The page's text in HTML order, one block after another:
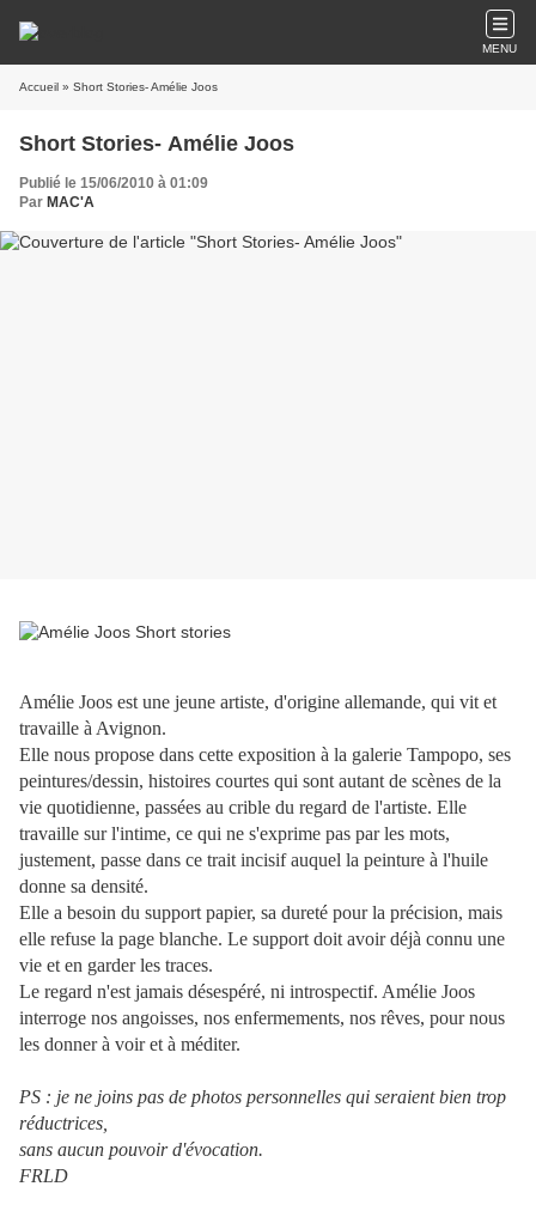
MENU
Accueil » Short Stories- Amélie Joos
Short Stories- Amélie Joos
Publié le 15/06/2010 à 01:09
Par MAC'A
Amélie Joos est une jeune artiste, d'origine allemande, qui vit et
travaille à Avignon.
Elle nous propose dans cette exposition à la galerie Tampopo, ses
peintures/dessin, histoires courtes qui sont autant de scènes de la
vie quotidienne, passées au crible du regard de l'artiste. Elle
travaille sur l'intime, ce qui ne s'exprime pas par les mots,
justement, passe dans ce trait incisif auquel la peinture à l'huile
donne sa densité.
Elle a besoin du support papier, sa dureté pour la précision, mais
elle refuse la page blanche. Le support doit avoir déjà connu une
vie et en garder les traces.
Le regard n'est jamais désespéré, ni introspectif. Amélie Joos
interroge nos angoisses, nos enfermements, nos rêves, pour nous
les donner à voir et à méditer.
PS : je ne joins pas de photos personnelles qui seraient bien trop
réductrices,
sans aucun pouvoir d'évocation.
FRLD